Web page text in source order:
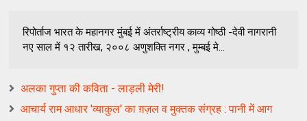
रिपोर्ताज भारत के महानगर मुंबई में अंतर्राष्ट्रीय काव्य गोष्ठी -देवी नागरानी
नए साल में १२ तारीख, २००८ अणुशक्ति नगर , मुम्बई मे...
अलका गुप्ता की कविता - लाड़ली मेरी!
आचार्य राम आधार 'व्याकुल' का ग़ज़ल व मुक्‍तक संग्रह : पानी में आग